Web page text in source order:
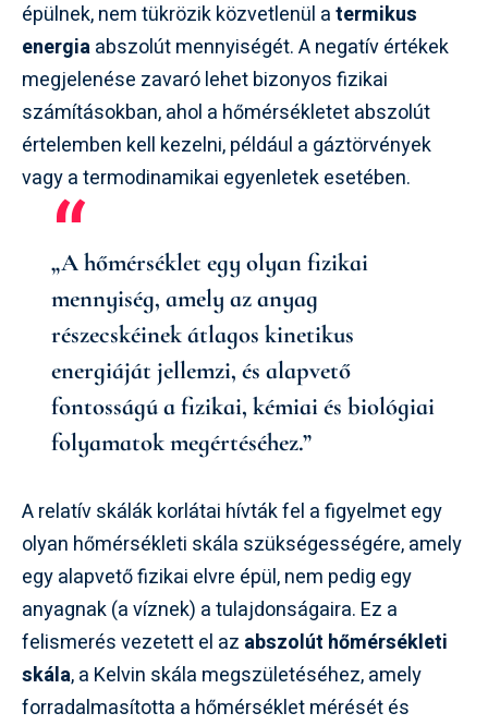
épülnek, nem tükrözik közvetlenül atermikus
energiaabszolút mennyiségét. A negatív értékek
megjelenése zavaró lehet bizonyos fizikai
számításokban, ahol a hőmérsékletet abszolút
értelemben kell kezelni, például a gáztörvények
vagy a termodinamikai egyenletek esetében.
„A hőmérséklet egy olyan fizikai
mennyiség, amely az anyag
részecskéinek átlagos kinetikus
energiáját jellemzi, és alapvető
fontosságú a fizikai, kémiai és biológiai
folyamatok megértéséhez.”
A relatív skálák korlátai hívták fel a figyelmet egy
olyan hőmérsékleti skála szükségességére, amely
egy alapvető fizikai elvre épül, nem pedig egy
anyagnak (a víznek) a tulajdonságaira. Ez a
felismerés vezetett el az abszolút hőmérsékleti
skála, a Kelvin skála megszületéséhez, amely
forradalmasította a hőmérséklet mérését és